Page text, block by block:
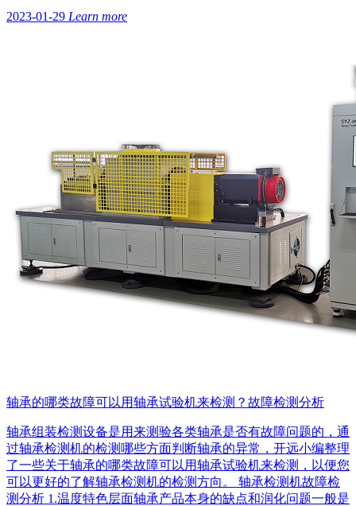
2023-01-29 Learn more
轴承的哪类故障可以用轴承试验机来检测？故障检测分析
轴承组装检测设备是用来测验各类轴承是否有故障问题的，通
过轴承检测机的检测哪些方面判断轴承的异常，开远小编整理
了一些关于轴承的哪类故障可以用轴承试验机来检测，以便您
可以更好的了解轴承检测机的检测方向。 轴承检测机故障检
测分析 1.温度特色层面轴承产品本身的缺点和润化问题一般是